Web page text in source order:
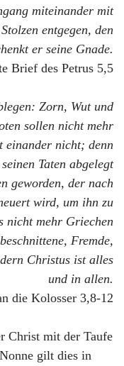
miteinander mit
entgegen, den
er seine Gnade.
Brief des Petrus 5,5
Zorn, Wut und
sollen nicht mehr
einander nicht; denn
Taten abgelegt
geworden, der nach
wird, um ihn zu
nicht mehr Griechen
Fremde,
Christus ist alles
und in allen.
die Kolosser 3,8-12
Christ mit der Taufe
gilt dies in